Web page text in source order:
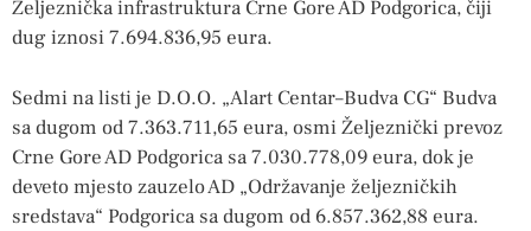
Željeznička infrastruktura Crne Gore AD Podgorica, čiji
dug iznosi 7.694.836,95 eura.
Sedmi na listi je D.O.O. „Alart Centar–Budva CG“ Budva
sa dugom od 7.363.711,65 eura, osmi Željeznički prevoz
Crne Gore AD Podgorica sa 7.030.778,09 eura, dok je
deveto mjesto zauzelo AD „Održavanje željezničkih
sredstava“ Podgorica sa dugom od 6.857.362,88 eura.